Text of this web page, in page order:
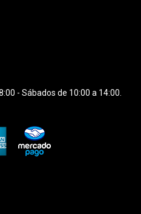
- Sábados de 10:00 a 14:00.